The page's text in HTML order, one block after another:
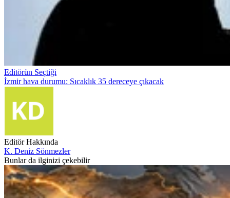
Editörün Seçtiği
İzmir hava durumu: Sıcaklık 35 dereceye çıkacak
Editör Hakkında
K. Deniz Sönmezler
Bunlar da ilginizi çekebilir